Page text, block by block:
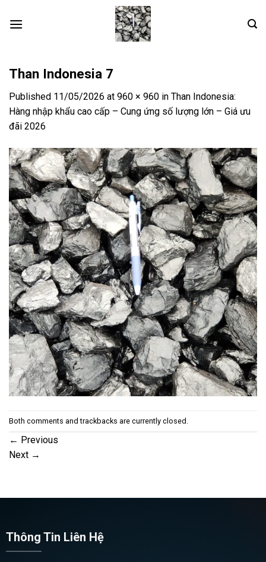
Than Indonesia 7
Published 11/05/2026 at 960 × 960 in Than Indonesia:
Hàng nhập khẩu cao cấp – Cung ứng số lượng lớn – Giá ưu
đãi 2026
Both comments and trackbacks are currently closed.
← Previous
Next →
Thông Tin Liên Hệ